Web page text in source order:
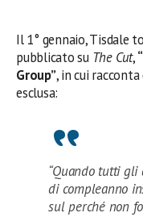
Il 1° gennaio, Tisdale
pubblicato su The Cut,
Group”, in cui
esclusa:
“Quando tutti
di compleanno
sul perché non